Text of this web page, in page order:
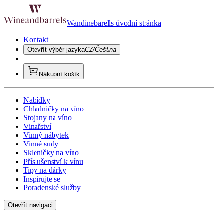
Wandinebarells úvodní stránka
Kontakt
Otevřít výběr jazykaCZ/Čeština
Nákupní košík
Nabídky
Chladničky na víno
Stojany na víno
Vinařství
Vinný nábytek
Vinné sudy
Skleničky na víno
Příslušenství k vínu
Tipy na dárky
Inspirujte se
Poradenské služby
Otevřít navigaci